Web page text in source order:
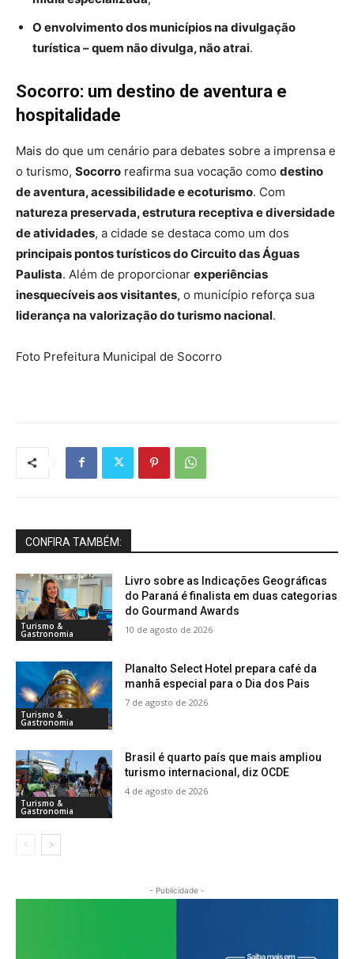
O envolvimento dos municípios na divulgação
turística – quem não divulga, não atrai.
Socorro: um destino de aventura e
hospitalidade
Mais do que um cenário para debates sobre a imprensa e
o turismo, Socorro reafirma sua vocação como destino
de aventura, acessibilidade e ecoturismo. Com
natureza preservada, estrutura receptiva e diversidade
de atividades, a cidade se destaca como um dos
principais pontos turísticos do Circuito das Águas
Paulista. Além de proporcionar experiências
inesquecíveis aos visitantes, o município reforça sua
liderança na valorização do turismo nacional.
Foto Prefeitura Municipal de Socorro
CONFIRA TAMBÉM:
Turismo &
Gastronomia
Livro sobre as Indicações Geográficas
do Paraná é finalista em duas categorias
do Gourmand Awards
10 de agosto de 2026
Turismo &
Gastronomia
Planalto Select Hotel prepara café da
manhã especial para o Dia dos Pais
7 de agosto de 2026
Turismo &
Gastronomia
Brasil é quarto país que mais ampliou
turismo internacional, diz OCDE
4 de agosto de 2026
- Publicidade -